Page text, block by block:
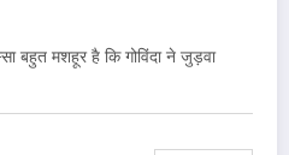
बहुत मशहूर है कि गोविंदा ने जुड़वा